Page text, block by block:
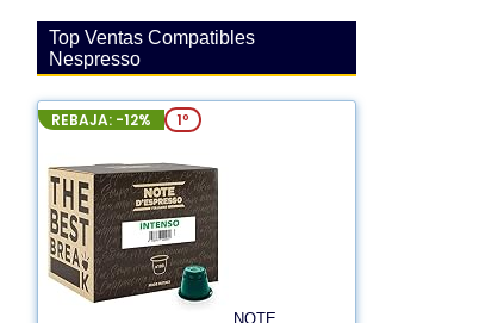
Top Ventas Compatibles
Nespresso
REBAJA: -12% 1º
NOTE